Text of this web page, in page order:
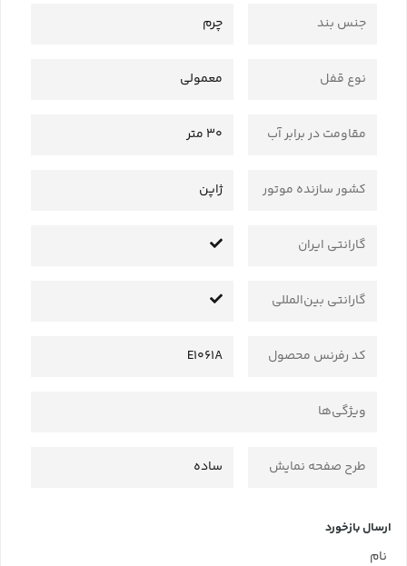
جنس بند چرم
نوع قفل معمولی
مقاومت در برابر آب 30 متر
کشور سازنده موتور ژاپن
گارانتی ایران
گارانتی بین‌المللی
کد رفرنس محصول E1061A
ویژگی‌ها
طرح صفحه نمایش ساده
ارسال بازخورد
نام